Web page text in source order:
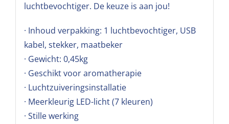
luchtbevochtiger. De keuze is aan jou!
· Inhoud verpakking: 1 luchtbevochtiger, USB
kabel, stekker, maatbeker
· Gewicht: 0,45kg
· Geschikt voor aromatherapie
· Luchtzuiveringsinstallatie
· Meerkleurig LED-licht (7 kleuren)
· Stille werking